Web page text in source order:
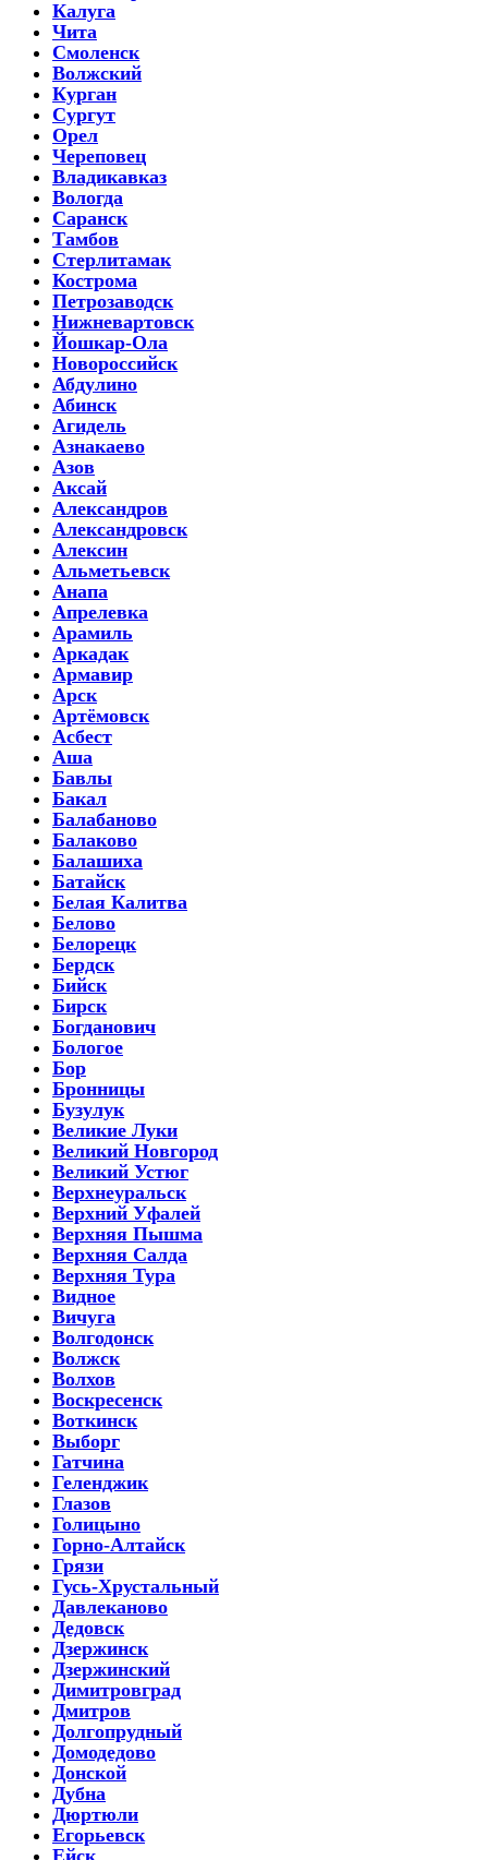
Калуга
Чита
Смоленск
Волжский
Курган
Сургут
Орел
Череповец
Владикавказ
Вологда
Саранск
Тамбов
Стерлитамак
Кострома
Петрозаводск
Нижневартовск
Йошкар-Ола
Новороссийск
Абдулино
Абинск
Агидель
Азнакаево
Азов
Аксай
Александров
Александровск
Алексин
Альметьевск
Анапа
Апрелевка
Арамиль
Аркадак
Армавир
Арск
Артёмовск
Асбест
Аша
Бавлы
Бакал
Балабаново
Балаково
Балашиха
Батайск
Белая Калитва
Белово
Белорецк
Бердск
Бийск
Бирск
Богданович
Бологое
Бор
Бронницы
Бузулук
Великие Луки
Великий Новгород
Великий Устюг
Верхнеуральск
Верхний Уфалей
Верхняя Пышма
Верхняя Салда
Верхняя Тура
Видное
Вичуга
Волгодонск
Волжск
Волхов
Воскресенск
Воткинск
Выборг
Гатчина
Геленджик
Глазов
Голицыно
Горно-Алтайск
Грязи
Гусь-Хрустальный
Давлеканово
Дедовск
Дзержинск
Дзержинский
Димитровград
Дмитров
Долгопрудный
Домодедово
Донской
Дубна
Дюртюли
Егорьевск
Ейск